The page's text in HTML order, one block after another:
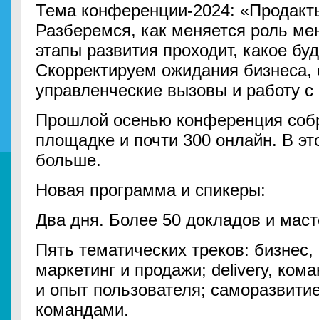
Тема конференции-2024:
Разберемся, как меняется роль
этапы развития проходит, какое
Скорректируем ожидания
управленческие вызовы и работу
Прошлой осенью конференция
площадке и почти 300 онлайн. В
больше.
Новая программа и спикеры:
Два дня. Более 50 докладов и
Пять тематических треков:
маркетинг и продажи; delivery,
и опыт пользователя;
командами.